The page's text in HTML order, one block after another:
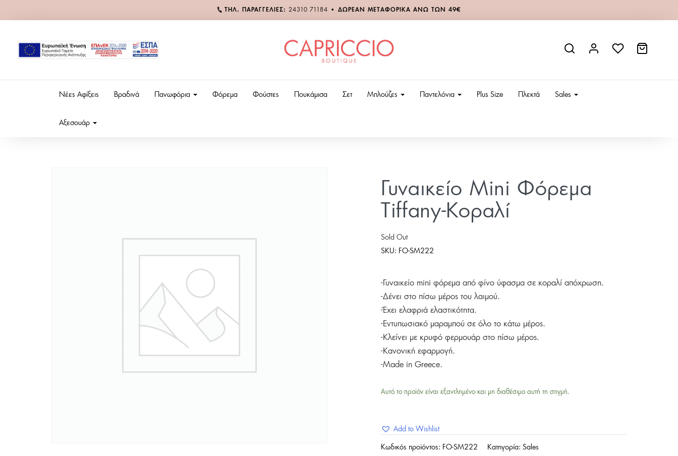
ΤΗΛ. ΠΑΡΑΓΓΕΛΙΕΣ: 24310 71184 • ΔΩΡΕΑΝ ΜΕΤΑΦΟΡΙΚΑ ΑΝΩ ΤΩΝ 49€
Νέες Αφίξεις Βραδινά Πανωφόρια Φόρεμα Φούστες Πουκάμισα Σετ Μπλούζες Παντελόνια Plus Size Πλεκτά Sales
Αξεσουάρ
Γυναικείο Mini Φόρεμα
Tiffany-Κοραλί
Sold Out
SKU: FO-SM222
-Γυναικείο mini φόρεμα από φίνο ύφασμα σε κοραλί απόχρωση.
-Δένει στο πίσω μέρος του λαιμού.
-Έχει ελαφριά ελαστικότητα.
-Εντυπωσιακό μαραμπού σε όλο το κάτω μέρος.
-Κλείνει με κρυφό φερμουάρ στο πίσω μέρος.
-Κανονική εφαρμογή.
-Made in Greece.
Αυτό το προϊόν είναι εξαντλημένο και μη διαθέσιμο αυτή τη στιγμή.
Add to Wishlist
Κωδικός προϊόντος: FO-SM222 Κατηγορία: Sales